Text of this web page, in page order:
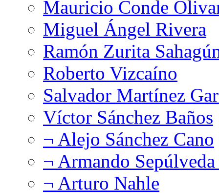
Mauricio Conde
Miguel Ángel Rivera
Ramón Zurita
Roberto Vizcaíno
Salvador Martínez
Víctor Sánchez Baños
¬ Alejo Sánchez Cano
¬ Armando
¬ Arturo Nahle